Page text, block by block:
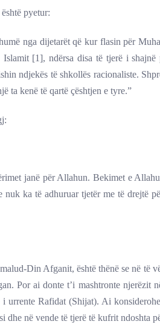
pyetur:
nga dijetarët që kur flasin për
Islamit [1], ndërsa disa të tjerë i
ndjekës të shkollës racionaliste.
ta kenë të qartë çështjen e tyre.”
janë për Allahun. Bekimet e
nuk ka të adhuruar tjetër me të drejtë
Din Afganit, është thënë se në të
Por ai donte t’i mashtronte njerëzit
i urrente Rafidat (Shijat). Ai
dhe në vende të tjerë të kufrit ndoshta